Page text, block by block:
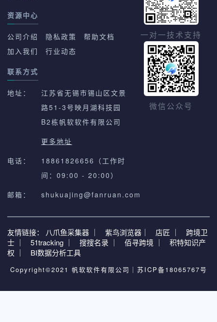
资源中心
公司介绍 隐私政策
帮助文档
加入我们
行业动态
联系方式
地址：
江苏省无锡市锡山区文景
路51-3号映月湖科技园
B2栋帆软软件有限公司
更多地址
电话：
18861826656（工作时
间：09:00 - 20:00）
邮箱：
shukuajing@fanruan.com
一对一技术支持
微信公众号
友情链接： 八爪鱼采集器 ｜ 紫鸟浏览器｜ 店匠 ｜
跨境卫
士 ｜
51tracking ｜ 搜搜名录 ｜ 佰寻跨境 ｜
积特知识产
权 ｜
BI数据分析工具
Copyright©2021 帆软软件有限公司｜ 苏ICP备18065767号